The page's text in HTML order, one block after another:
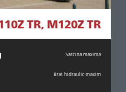
TR, M120Z TR
Sarcina maxima
Brat hidraulic maxim